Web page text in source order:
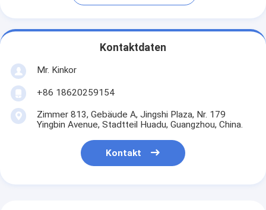
Kontaktdaten
Mr. Kinkor
+86 18620259154
Zimmer 813, Gebäude A, Jingshi Plaza, Nr. 179
Yingbin Avenue, Stadtteil Huadu, Guangzhou, China.
Kontakt